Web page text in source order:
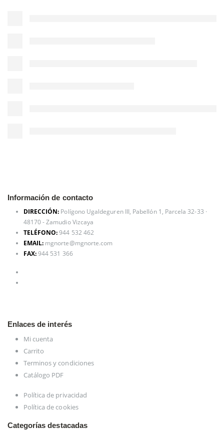
Información de contacto
DIRECCIÓN: Polígono Ugaldeguren III, Pabellón 1, Parcela 32-33 ·
48170 - Zamudio Vizcaya
TELÉFONO:944 532 462
EMAIL: mgnorte@mgnorte.com
FAX:944 531 366
Enlaces de interés
Mi cuenta
Carrito
Terminos y condiciones
Catálogo PDF
Política de privacidad
Política de cookies
Categorías destacadas